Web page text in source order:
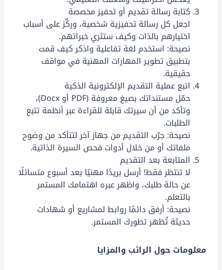
كتابة رسالة تقديم أو تحفيز مخصصة
اجعل كل رسالة تحفيزية شخصية، وركَّز على أسباب
اختيارهم بالذات وكيف ستثري خبراتهم.
نصيحة: استخدم لغة تفاعلية واذكر كيف قمت
بتطبيق تطوير المهارات المهنية في مواقف
حقيقية.
اتبع عملية التقديم الإلكترونية الذكية
حمّل مستنداتك بصيغ معروفة (PDF أو Docx)،
وتأكد من أن سيرتك قابلة للقراءة عبر أنظمة تتبع
الطلبات.
نصيحة: جرّب التقديم من جهاز آخر لتتأكد من وضوح
ملفاتك أو من خلال أدوات فحص السيرة الذاتية.
المتابعة بعد التقديم
لا تنتظر فقط! أرسل بريدًا مهنيًا بعد أسبوع متسائلًا
عن حالة طلبك، واظهر عبره اهتمامك المستمر
بالتعلم.
نصيحة: أرفق دائمًا روابط لمشاريع أو شهادات
حديثة تُظهر تطورك المستمر.
معلومات حول الراتب والمزايا